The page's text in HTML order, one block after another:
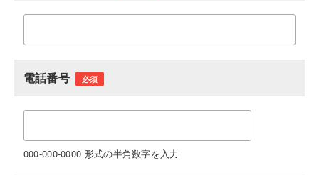
電話番号 必須
000-000-0000 形式の半角数字を入力